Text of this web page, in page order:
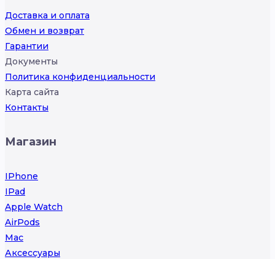
Доставка и оплата
Обмен и возврат
Гарантии
Документы
Политика конфиденциальности
Карта сайта
Контакты
Магазин
IPhone
IPad
Apple Watch
AirPods
Mac
Аксессуары